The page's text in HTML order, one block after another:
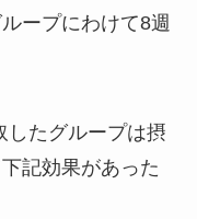
ープにわけて8週
したグループは摂
記効果があった